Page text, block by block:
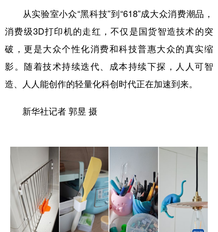
从实验室小众“黑科技”到“618”成大众消费潮品，
消费级3D打印机的走红，不仅是国货智造技术的突
破，更是大众个性化消费和科技普惠大众的真实缩
影。随着技术持续迭代、成本持续下探，人人可智
造、人人能创作的轻量化科创时代正在加速到来。
新华社记者 郭昱 摄